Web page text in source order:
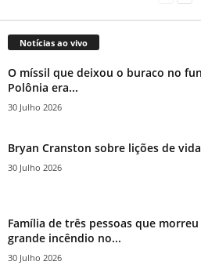
Notícias ao vivo
O míssil que deixou o buraco no
Polônia era...
30 Julho 2026
Bryan Cranston sobre lições de vida
30 Julho 2026
Família de três pessoas que
grande incêndio no...
30 Julho 2026